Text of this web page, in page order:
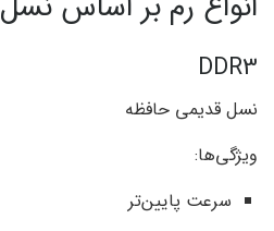
DDR3
نسل قدیمی حافظه
ویژگی‌ها:
سرعت پایین‌تر